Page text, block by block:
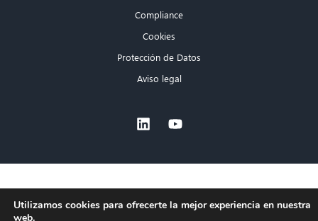
Compliance
Cookies
Protección de Datos
Aviso legal
Utilizamos cookies para ofrecerte la mejor experiencia en nuestra
web.
×